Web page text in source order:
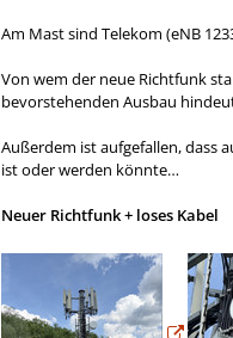
Am Mast sind Telekom (eNB
Von wem der neue Richtfunk
bevorstehenden Ausbau
Außerdem ist aufgefallen, dass
ist oder werden könnte…
Neuer Richtfunk + loses Kabel